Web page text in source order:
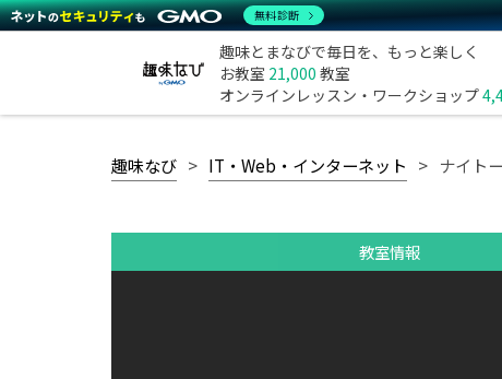
趣味とまなびで毎日を、もっと楽しく
お教室 21,000 教室
オンラインレッスン・ワークショップ
趣味なび IT・Web・インターネット ナイト
教室情報
無料診断